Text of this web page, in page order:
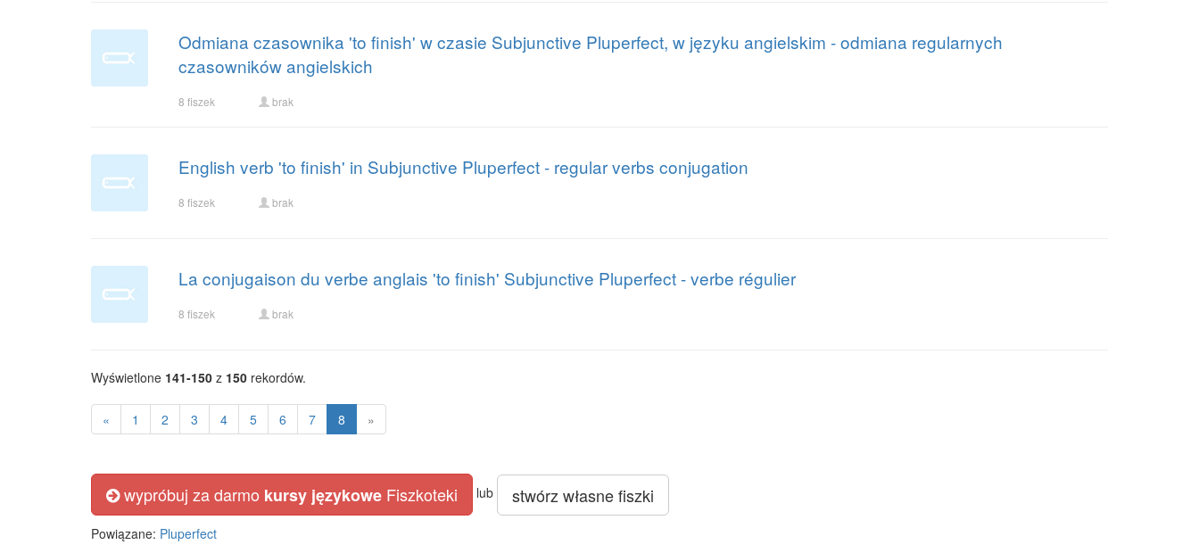
Odmiana czasownika 'to finish' w czasie Subjunctive Pluperfect, w języku angielskim - odmiana regularnych
czasowników angielskich
8 fiszek brak
English verb 'to finish' in Subjunctive Pluperfect - regular verbs conjugation
8 fiszek brak
La conjugaison du verbe anglais 'to finish' Subjunctive Pluperfect - verbe régulier
8 fiszek brak
Wyświetlone 141-150 z 150 rekordów.
« 1 2 3 4 5 6 7 8 »
wypróbuj za darmo kursy językowe Fiszkoteki lub stwórz własne fiszki
Powiązane: Pluperfect